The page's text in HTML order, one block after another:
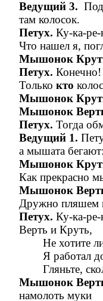
Ведущий 3.
там колосок.
Петух. Ку-ка-
Что нашел я,
Мышонок
Петух. Конечно!
Только кто
Мышонок
Мышонок
Петух. Тогда
Ведущий 1.
а мышата
Мышонок
Как прекрасно
Мышонок
Дружно пляшем
Петух. Ку-ка-
Верть и Круть,
Не хотите ли
Я работал
Гляньте,
Мышонок
намолоть муки